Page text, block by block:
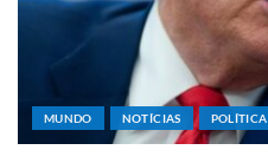
MUNDO NOTÍCIAS POLÍTICA